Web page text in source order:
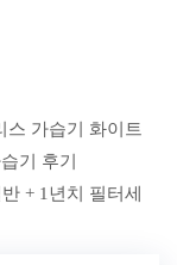
가습기 화이트
기 후기
+ 1년치 필터세